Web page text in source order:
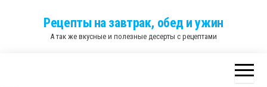
Рецепты на завтрак, обед и ужин
А так же вкусные и полезные десерты с рецептами